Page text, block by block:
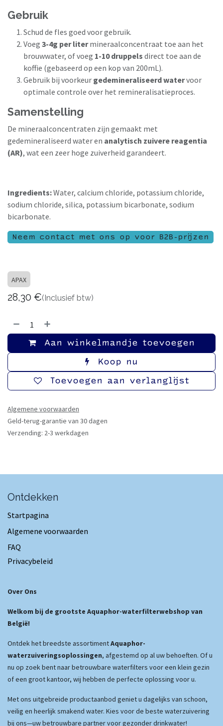
Gebruik
Schud de fles goed voor gebruik.
Voeg 3-4g per litermineraalconcentraat toe aan het
brouwwater, of voeg 1-10 druppels direct toe aan de
koffie (gebaseerd op een kop van 200mL).
Gebruik bij voorkeur gedemineraliseerd watervoor
optimale controle over het remineralisatieproces.
Samenstelling
De mineraalconcentraten zijn gemaakt met
gedemineraliseerd water en analytisch zuivere reagentia
(AR), wat een zeer hoge zuiverheid garandeert.
Ingredients:Water, calcium chloride, potassium chloride,
sodium chloride, silica, potassium bicarbonate, sodium
bicarbonate.
Neem contact met ons op voor B2B-prijzen
APAX
28,30 €(Inclusief btw)
Aan winkelmandje toevoegen
Koop nu
Toevoegen aan verlanglijst
Algemene voorwaarden
Geld-terug-garantie van 30 dagen
Verzending: 2-3 werkdagen
Ontdekken
Startpagina
Algemene voorwaarden
FAQ
Privacybeleid
Over Ons
Welkom bij de grootste Aquaphor-waterfilterwebshop van
België!
Ontdek het breedste assortimentAquaphor-
waterzuiveringsoplossingen, afgestemd op al uw behoeften. Of u
nu op zoek bent naar betrouwbare waterfilters voor een klein gezin
of een groot kantoor, wij hebben de perfecte oplossing voor u.
Met ons uitgebreide productaanbod geniet u dagelijks van schoon,
veilig en heerlijk smakend water. Kies voor de beste waterzuivering
bij ons—uw betrouwbare partner voor gezonder drinkwater!